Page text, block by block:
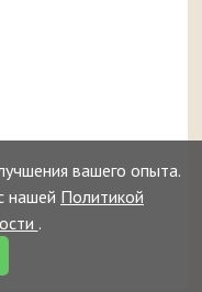
вашего опыта.
нашей Политикой
.